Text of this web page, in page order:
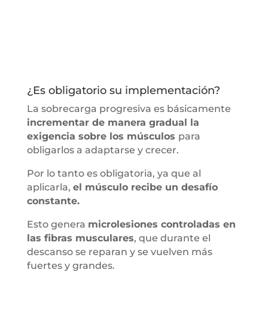
¿Es obligatorio su implementación?
La sobrecarga progresiva es básicamente
incrementar de manera gradual la
exigencia sobre los músculos para
obligarlos a adaptarse y crecer.
Por lo tanto es obligatoria, ya que al
aplicarla, el músculo recibe un desafío
constante.
Esto genera microlesiones controladas en
las fibras musculares, que durante el
descanso se reparan y se vuelven más
fuertes y grandes.